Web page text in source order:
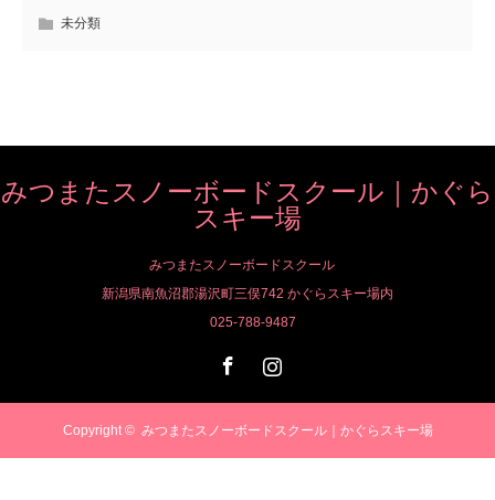
未分類
みつまたスノーボードスクール｜かぐら
スキー場
みつまたスノーボードスクール
新潟県南魚沼郡湯沢町三俣742 かぐらスキー場内
025-788-9487
Copyright © みつまたスノーボードスクール｜かぐらスキー場